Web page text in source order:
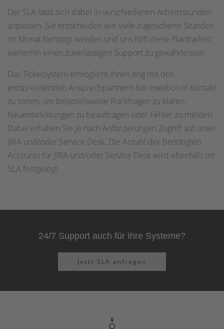
Der SLA lässt sich dabei in verschiedenen Arbeitsstunden
anpassen. Sie entscheiden wie viele zugesicherte Stunden
im Monat benötigt werden und uns hilft diese Planbarkeit
weiterhin einen zuverlässigen Support zu gewährleisten.
Das Ticketsystem ermöglicht Ihnen eng mit den
entsprechenden Ansprechpartnern bei inwebco in Kontakt
zu treten, um beispielsweise Rückfragen zu klären,
Neuentwicklungen zu beauftragen oder Fehler zu melden.
Dabei erhalten Sie je nach Anforderungen Zugriff auf unser
JIRA und/oder Service Desk. Die Anzahl der benötigten
Accounts für JIRA und/oder Service Desk wird ebenfalls im
SLA festgelegt.
24/7 Support auch für Ihre Systeme?
Jetzt SLA anfragen